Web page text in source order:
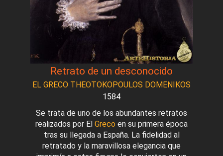
Retrato de un desconocido
EL GRECO THEOTOKOPOULOS DOMENIKOS
1584
Se trata de uno de los abundantes retratos
realizados por El Greco en su primera época
tras su llegada a España. La fidelidad al
retratado y la maravillosa elegancia que